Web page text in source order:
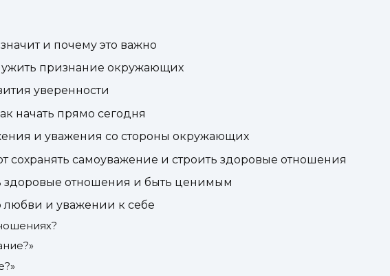
и почему это важно
признание окружающих
уверенности
начать прямо сегодня
и уважения со стороны окружающих
самоуважение и строить здоровые отношения
здоровые отношения и быть ценимым
любви и уважении к себе